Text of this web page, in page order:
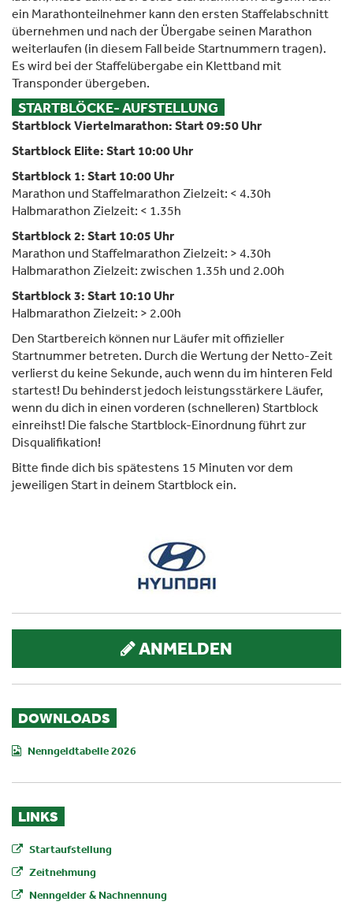
ein Marathonteilnehmer kann den ersten Staffelabschnitt
übernehmen und nach der Übergabe seinen Marathon
weiterlaufen (in diesem Fall beide Startnummern tragen).
Es wird bei der Staffelübergabe ein Klettband mit
Transponder übergeben.
STARTBLÖCKE- AUFSTELLUNG
Startblock Viertelmarathon: Start 09:50 Uhr
Startblock Elite: Start 10:00 Uhr
Startblock 1: Start 10:00 Uhr
Marathon und Staffelmarathon Zielzeit: < 4.30h
Halbmarathon Zielzeit: < 1.35h
Startblock 2: Start 10:05 Uhr
Marathon und Staffelmarathon Zielzeit: > 4.30h
Halbmarathon Zielzeit: zwischen 1.35h und 2.00h
Startblock 3: Start 10:10 Uhr
Halbmarathon Zielzeit: > 2.00h
Den Startbereich können nur Läufer mit offizieller
Startnummer betreten. Durch die Wertung der Netto-Zeit
verlierst du keine Sekunde, auch wenn du im hinteren Feld
startest! Du behinderst jedoch leistungsstärkere Läufer,
wenn du dich in einen vorderen (schnelleren) Startblock
einreihst! Die falsche Startblock-Einordnung führt zur
Disqualifikation!
Bitte finde dich bis spätestens 15 Minuten vor dem
jeweiligen Start in deinem Startblock ein.
ANMELDEN
DOWNLOADS
Nenngeldtabelle 2026
LINKS
Startaufstellung
Zeitnehmung
Nenngelder & Nachnennung